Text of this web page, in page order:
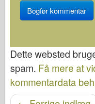
Dette websted
spam. Få mere at
kommentardata
Navigation efter